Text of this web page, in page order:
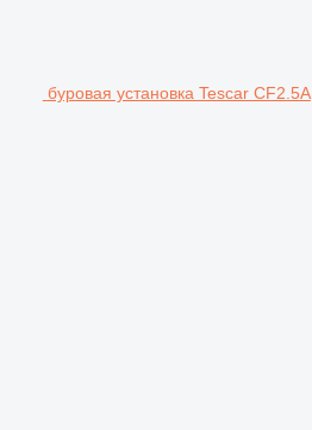
буровая установка Tescar CF2.5A